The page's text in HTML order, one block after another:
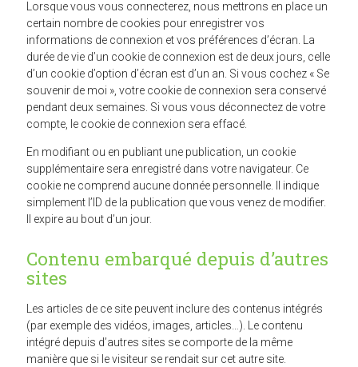
Lorsque vous vous connecterez, nous mettrons en place un
certain nombre de cookies pour enregistrer vos
informations de connexion et vos préférences d’écran. La
durée de vie d’un cookie de connexion est de deux jours, celle
d’un cookie d’option d’écran est d’un an. Si vous cochez « Se
souvenir de moi », votre cookie de connexion sera conservé
pendant deux semaines. Si vous vous déconnectez de votre
compte, le cookie de connexion sera effacé.
En modifiant ou en publiant une publication, un cookie
supplémentaire sera enregistré dans votre navigateur. Ce
cookie ne comprend aucune donnée personnelle. Il indique
simplement l’ID de la publication que vous venez de modifier.
Il expire au bout d’un jour.
Contenu embarqué depuis d’autres
sites
Les articles de ce site peuvent inclure des contenus intégrés
(par exemple des vidéos, images, articles…). Le contenu
intégré depuis d’autres sites se comporte de la même
manière que si le visiteur se rendait sur cet autre site.